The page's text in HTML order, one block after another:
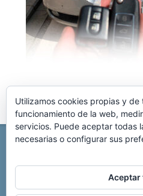
REPARACIÓN CENTRALITA DE
Copyright © 2025
Utilizamos cookies propias y
funcionamiento de la web,
servicios. Puede aceptar todas
necesarias o configurar sus
Aceptar